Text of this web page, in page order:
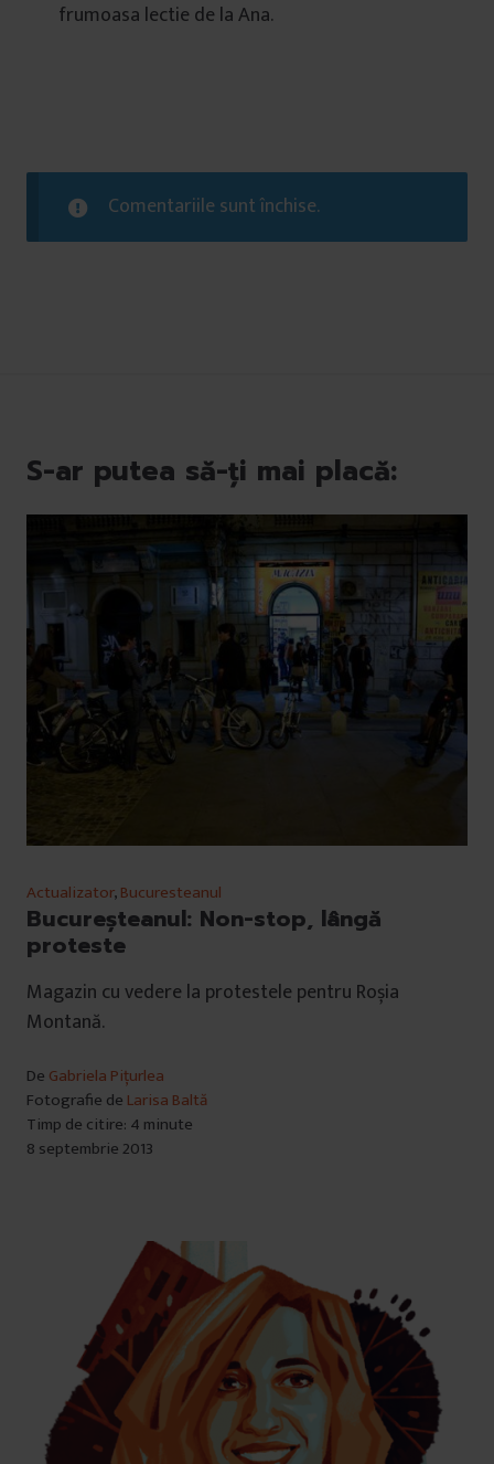
frumoasa lectie de la Ana.
Comentariile sunt închise.
S-ar putea să-ți mai placă:
Actualizator,Bucuresteanul
Bucureșteanul: Non-stop, lângă
proteste
Magazin cu vedere la protestele pentru Roșia
Montană.
De Gabriela Pițurlea
Fotografie de Larisa Baltă
Timp de citire: 4 minute
8 septembrie 2013